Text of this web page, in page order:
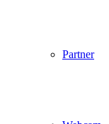
Partner